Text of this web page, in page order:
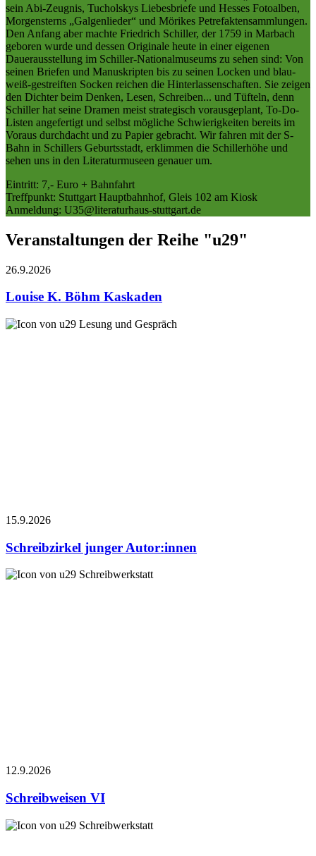
sein Abi-Zeugnis, Tucholskys Liebesbriefe und Hesses Fotoalben,
Morgensterns „Galgenlieder“ und Mörikes Petrefaktensammlungen.
Den Anfang aber machte Friedrich Schiller, der 1759 in Marbach
geboren wurde und dessen Originale heute in einer eigenen
Dauerausstellung im Schiller-Nationalmuseums zu sehen sind: Von
seinen Briefen und Manuskripten bis zu seinen Locken und blau-
weiß-gestreiften Socken reichen die Hinterlassenschaften. Sie zeigen
den Dichter beim Denken, Lesen, Schreiben... und Tüfteln, denn
Schiller hat seine Dramen meist strategisch vorausgeplant, To-Do-
Listen angefertigt und selbst mögliche Schwierigkeiten bereits im
Voraus durchdacht und zu Papier gebracht. Wir fahren mit der S-
Bahn in Schillers Geburtsstadt, erklimmen die Schillerhöhe und
sehen uns in den Literaturmuseen genauer um.
Eintritt: 7,- Euro + Bahnfahrt
Treffpunkt: Stuttgart Hauptbahnhof, Gleis 102 am Kiosk
Anmeldung: U35@literaturhaus-stuttgart.de
Veranstaltungen der Reihe "u29"
26.9.2026
Louise K. Böhm Kaskaden
Lesung und Gespräch
15.9.2026
Schreibzirkel junger Autor:innen
Schreibwerkstatt
12.9.2026
Schreibweisen VI
Schreibwerkstatt